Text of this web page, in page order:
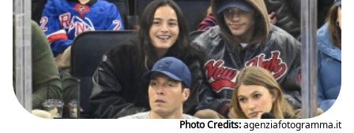
Photo Credits:agenziafotogramma.it